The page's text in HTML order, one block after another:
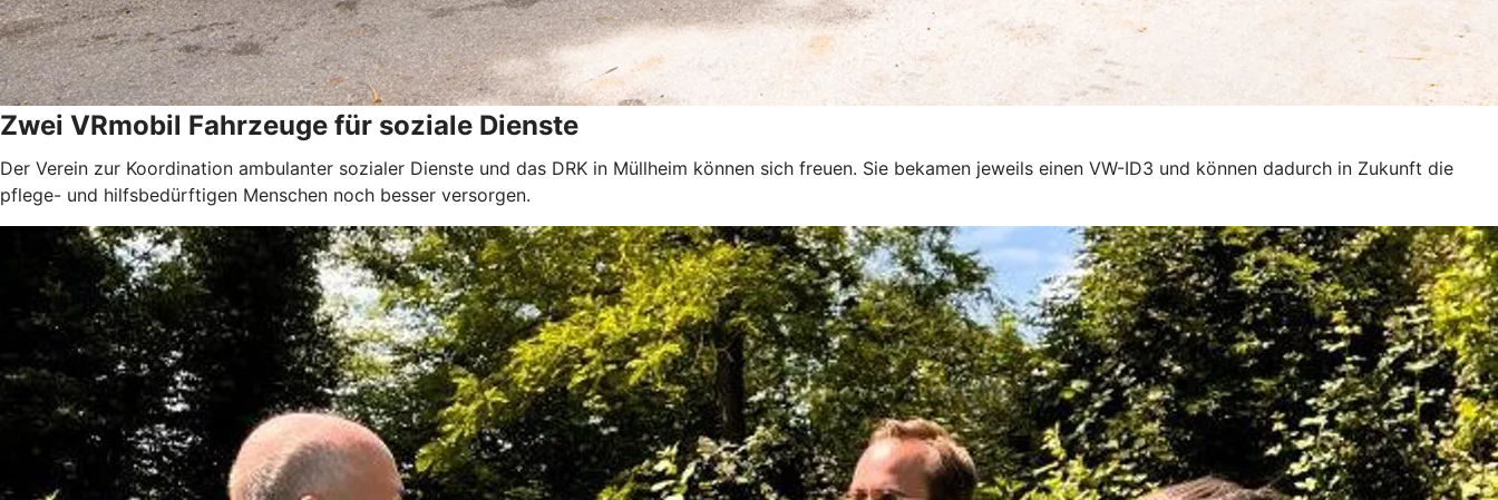
Zwei VRmobil Fahrzeuge für soziale Dienste
Der Verein zur Koordination ambulanter sozialer Dienste und das DRK in Müllheim können sich freuen. Sie bekamen jeweils einen VW-ID3 und können dadurch in Zukunft die
pflege- und hilfsbedürftigen Menschen noch besser versorgen.